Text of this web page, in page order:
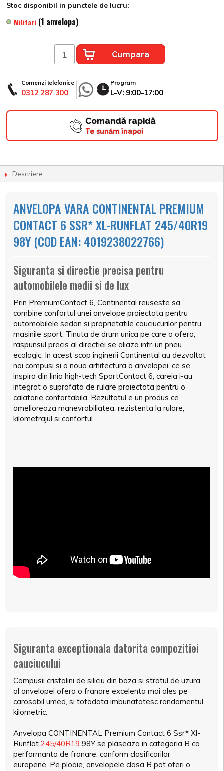
Stoc disponibil in punctele de lucru:
Militari (1 anvelopa)
Cumpara
Comenzi telefonice
0312 287 300
Program
L-V: 9:00-17:00
Comandă rapidă
Te sunăm înapoi
Descriere
ANVELOPA VARA CONTINENTAL PREMIUM
CONTACT 6 SSR* XL-RUNFLAT 245/40R19
98Y (COD EAN: 4019238022766)
Siguranta si directie precisa pentru
automobilele medii si de lux
Prin PremiumContact 6, Continental reuseste sa
combine confortul unei anvelope proiectata pentru
automobilele sedan si proprietatile cauciucurilor pentru
masinile sport. Tinuta de drum unica pe care o ofera,
raspunsul precis al directiei se aliaza intr-un pneu
ecologic. In acest scop inginerii Continental au dezvoltat
noi compusi si o noua arhitectura a anvelopei, ce se
inspira din linia high-tech SportContact 6, careia i-au
integrat o suprafata de rulare proiectata pentru o
calatorie confortabila. Rezultatul e un produs ce
amelioreaza manevrabiliatea, rezistenta la rulare,
kilometrajul si confortul.
Siguranta exceptionala datorita compozitiei
cauciucului
Compusii cristalini de siliciu din baza si stratul de uzura
al anvelopei ofera o franare excelenta mai ales pe
carosabil umed, si totodata imbunatatesc randamentul
kilometric.
Anvelopa CONTINENTAL Premium Contact 6 Ssr* Xl-
Runflat 245/40R19 98Y se plaseaza in categoria B ca
performanta de franare, conform clasificarilor
europene. Pe ploaie, anvelopele clasa B pot oferi o